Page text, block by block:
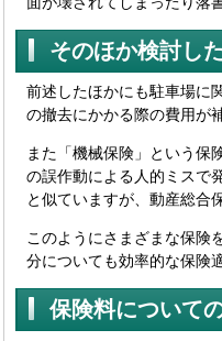
そのほか検討し
前述したほかにも駐車場に
の撤去にかかる際の費用が
また「機械保険」という保
の誤作動による人的ミスで
と似ていますが、動産総合
このようにさまざまな保険
分についても効率的な保険
保険料について